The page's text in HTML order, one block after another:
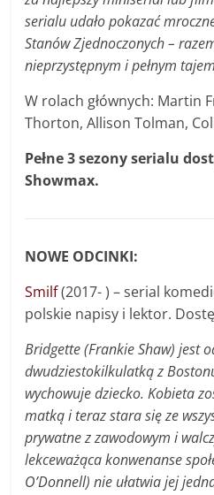
serialu udało pokazać
Stanów Zjednoczonych –
nieprzystępnym i pełnym
W rolach głównych: Martin
Thorton, Allison Tolman,
Pełne 3 sezony serialu
Showmax.
NOWE ODCINKI:
Smilf(2017- ) – serial
polskie napisy i lektor.
Bridgette (Frankie Shaw) jest
dwudziestokilkulatką z
wychowuje dziecko. Kobieta
matką i teraz stara się ze
prywatne z zawodowym i
lekceważąca konwenanse
O’Donnell) nie ułatwia jej